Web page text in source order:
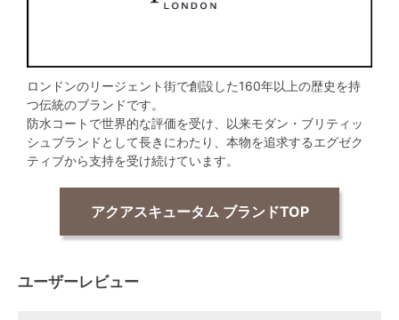
ロンドンのリージェント街で創設した160年以上の歴史を持
つ伝統のブランドです。
防水コートで世界的な評価を受け、以来モダン・ブリティッ
シュブランドとして長きにわたり、本物を追求するエグゼク
ティブから支持を受け続けています。
アクアスキュータム ブランドTOP
ユーザーレビュー